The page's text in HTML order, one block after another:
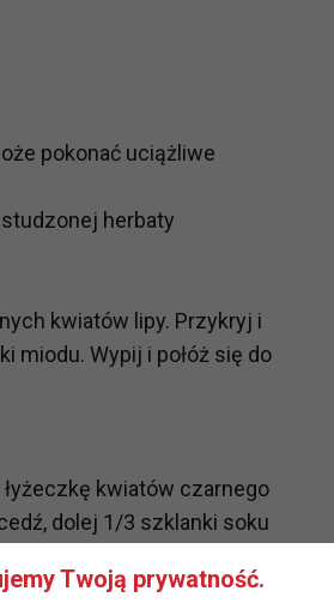
pokonać uciążliwe
herbaty
kwiatów lipy. Przykryj i
miodu. Wypij i połóż się do
kwiatów czarnego
dolej 1/3 szklanki soku
Twoją prywatność.